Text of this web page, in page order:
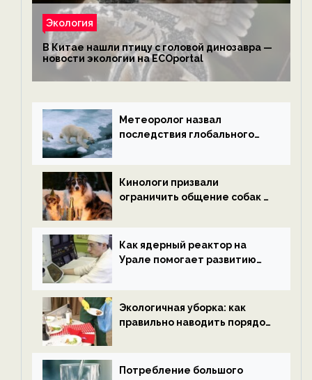
Экология
В Китае нашли птицу с головой динозавра —
новости экологии на ECOportal
Метеоролог назвал
последствия глобального
ECOportal
Кинологи призвали
ограничить общение собак с
ECOportal
Как ядерный реактор на
Урале помогает развитию
ECOportal
Экологичная уборка: как
правильно наводить порядок
Потребление большого